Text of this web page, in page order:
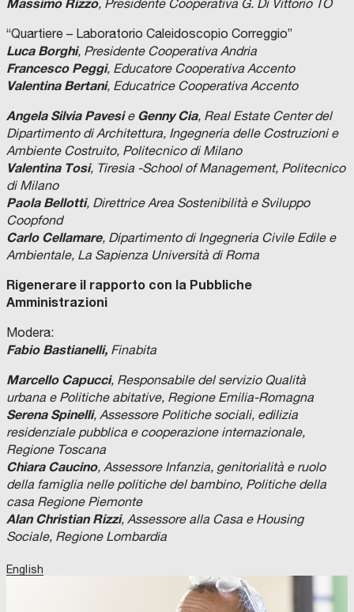
Massimo Rizzo, Presidente Cooperativa G. Di Vittorio TO
“Quartiere – Laboratorio Caleidoscopio Correggio”
Luca Borghi, Presidente Cooperativa Andria
Francesco Peggi, Educatore Cooperativa Accento
Valentina Bertani, Educatrice Cooperativa Accento
Angela Silvia Pavesie Genny Cia, Real Estate Center del
Dipartimento di Architettura, Ingegneria delle Costruzioni e
Ambiente Costruito, Politecnico di Milano
Valentina Tosi, Tiresia -School of Management, Politecnico
di Milano
Paola Bellotti, Direttrice Area Sostenibilità e Sviluppo
Coopfond
Carlo Cellamare, Dipartimento di Ingegneria Civile Edile e
Ambientale, La Sapienza Università di Roma
Rigenerare il rapporto con la Pubbliche
Amministrazioni
Modera:
Fabio Bastianelli, Finabita
Marcello Capucci, Responsabile del servizio Qualità
urbana e Politiche abitative, Regione Emilia-Romagna
Serena Spinelli, Assessore Politiche sociali, edilizia
residenziale pubblica e cooperazione internazionale,
Regione Toscana
Chiara Caucino, Assessore Infanzia, genitorialità e ruolo
della famiglia nelle politiche del bambino, Politiche della
casa Regione Piemonte
Alan Christian Rizzi, Assessore alla Casa e Housing
Sociale, Regione Lombardia
English